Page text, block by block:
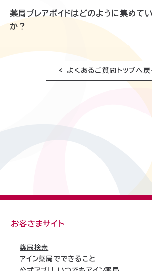
薬局プレアボイドはどのように集めて
か？
よくあるご質問トップへ戻
お客さまサイト
薬局検索
アイン薬局でできること